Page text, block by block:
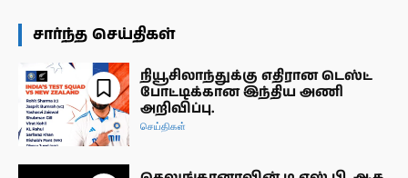
சார்ந்த செய்திகள்
நியூசிலாந்துக்கு எதிரான டெஸ்ட்
போட்டிக்கான இந்திய அணி
அறிவிப்பு.
செய்திகள்